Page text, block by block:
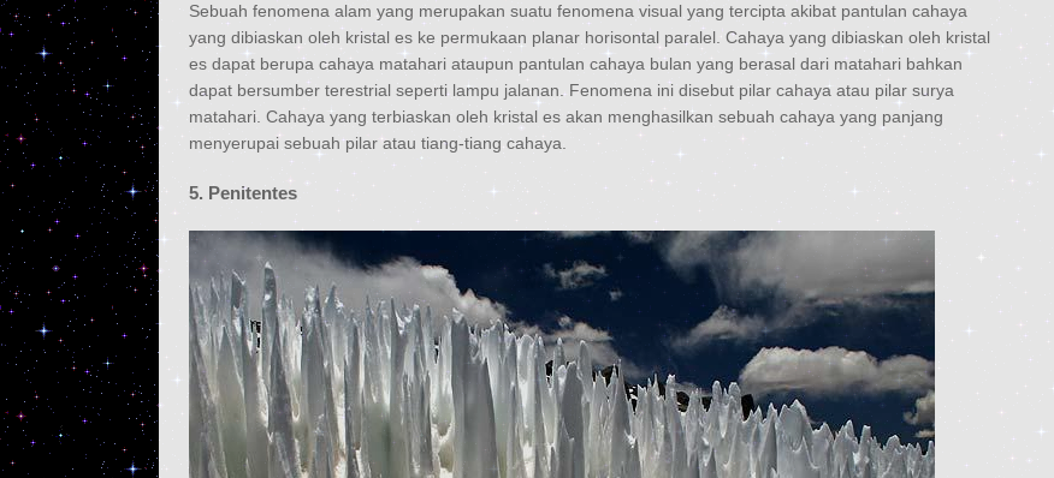
Sebuah fenomena alam yang merupakan suatu fenomena visual yang tercipta akibat pantulan cahaya
yang dibiaskan oleh kristal es ke permukaan planar horisontal paralel. Cahaya yang dibiaskan oleh kristal
es dapat berupa cahaya matahari ataupun pantulan cahaya bulan yang berasal dari matahari bahkan
dapat bersumber terestrial seperti lampu jalanan. Fenomena ini disebut pilar cahaya atau pilar surya
matahari. Cahaya yang terbiaskan oleh kristal es akan menghasilkan sebuah cahaya yang panjang
menyerupai sebuah pilar atau tiang-tiang cahaya.
5. Penitentes